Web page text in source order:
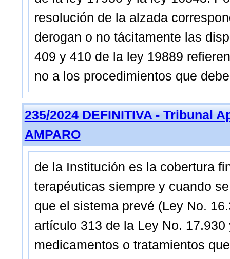
resolución de la alzada
derogan o no tácitamente las
409 y 410 de la ley 19889
no a los procedimientos que
235/2024 DEFINITIVA - Tribunal
AMPARO
de la Institución es la cobertura
terapéuticas siempre y cuando
que el sistema prevé (Ley No.
artículo 313 de la Ley No.
medicamentos o tratamientos